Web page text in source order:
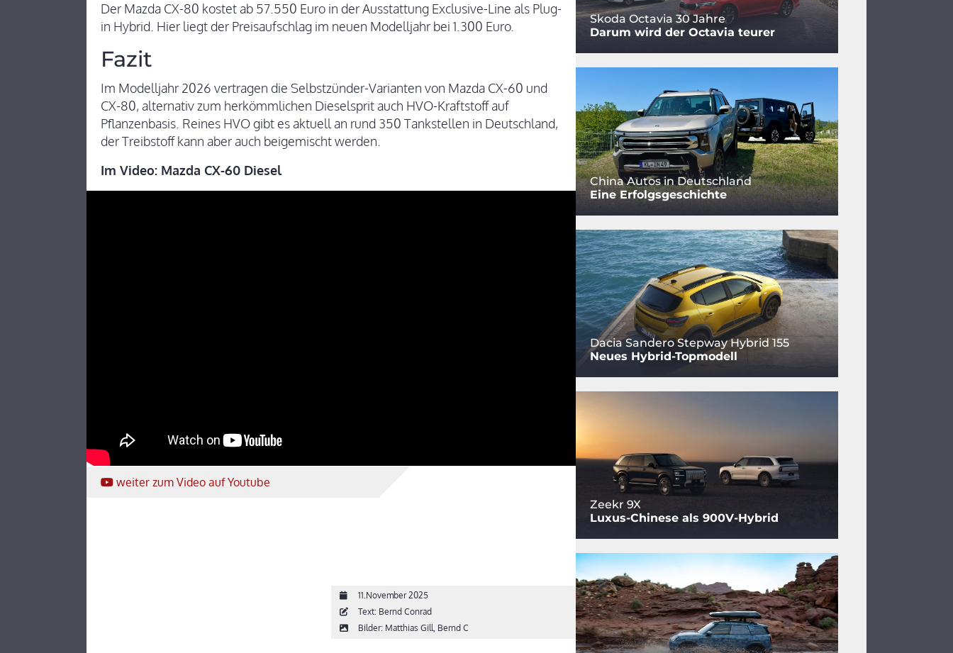
Der Mazda CX-80 kostet ab 57.550 Euro in der Ausstattung Exclusive-Line als Plug-
in Hybrid. Hier liegt der Preisaufschlag im neuen Modelljahr bei 1.300 Euro.
Fazit
Im Modelljahr 2026 vertragen die Selbstzünder-Varianten von Mazda CX-60 und
CX-80, alternativ zum herkömmlichen Dieselsprit auch HVO-Kraftstoff auf
Pflanzenbasis. Reines HVO gibt es aktuell an rund 350 Tankstellen in Deutschland,
der Treibstoff kann aber auch beigemischt werden.
Im Video: Mazda CX-60 Diesel
weiter zum Video auf Youtube
11.November 2025
Text: Bernd Conrad
Bilder: Matthias Gill, Bernd C
Skoda Octavia 30 Jahre
Darum wird der Octavia teurer
China Autos in Deutschland
Eine Erfolgsgeschichte
Dacia Sandero Stepway Hybrid 155
Neues Hybrid-Topmodell
Zeekr 9X
Luxus-Chinese als 900V-Hybrid